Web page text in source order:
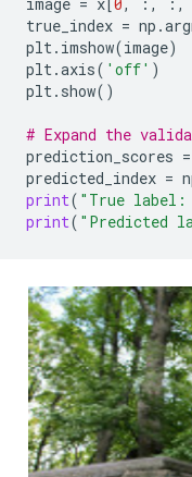
true_index = np .
plt . imshow(image)
plt .axis( 'off' )
plt . show()
# Expand the
prediction_scores =
predicted_index =
print( "True label:
print( "Predicted